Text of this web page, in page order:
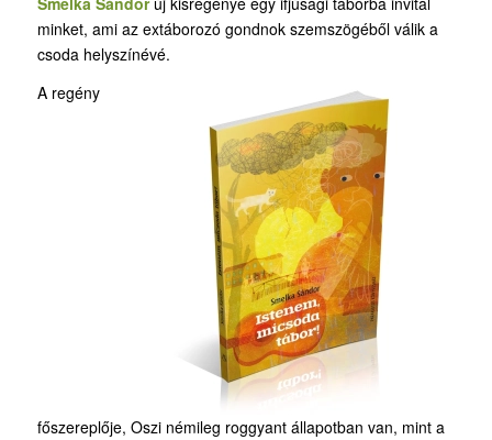
minket, ami az extáborozó gondnok szemszögéből válik a
csoda helyszínévé.
A regény
főszereplője, Oszi némileg roggyant állapotban van, mint a